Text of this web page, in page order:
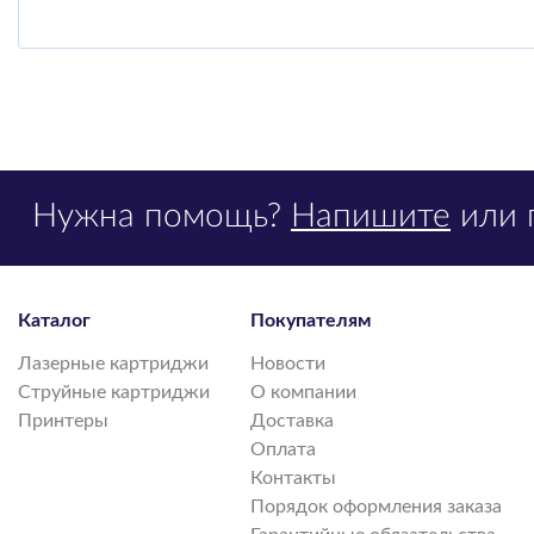
Нужна помощь? Напишите или
Каталог
Лазерные картриджи
Струйные картриджи
Принтеры
Покупателям
Новости
О компании
Доставка
Оплата
Контакты
Порядок оформления заказа